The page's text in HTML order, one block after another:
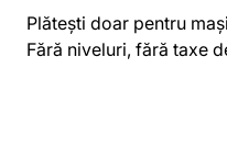
Plătești doar pentru
Fără niveluri, fără taxe